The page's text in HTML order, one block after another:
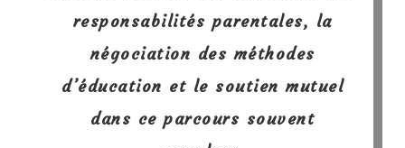
responsabilités parentales, la
négociation des méthodes
d’éducation et le soutien mutuel
dans ce parcours souvent